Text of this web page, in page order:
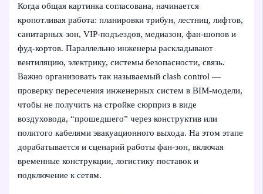
Когда общая картинка согласована, начинается
кропотливая работа: планировки трибун, лестниц, лифтов,
санитарных зон, VIP-подъездов, медиазон, фан-шопов и
фуд-кортов. Параллельно инженеры раскладывают
вентиляцию, электрику, системы безопасности, связь.
Важно организовать так называемый clash control —
проверку пересечения инженерных систем в BIM-модели,
чтобы не получить на стройке сюрприз в виде
воздуховода, “прошедшего” через конструктив или
политого кабелями эвакуационного выхода. На этом этапе
дорабатывается и сценарий работы фан-зон, включая
временные конструкции, логистику поставок и
подключение к сетям.